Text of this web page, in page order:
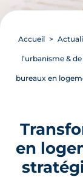
Accueil
l’urbanisme &
bureaux en
en